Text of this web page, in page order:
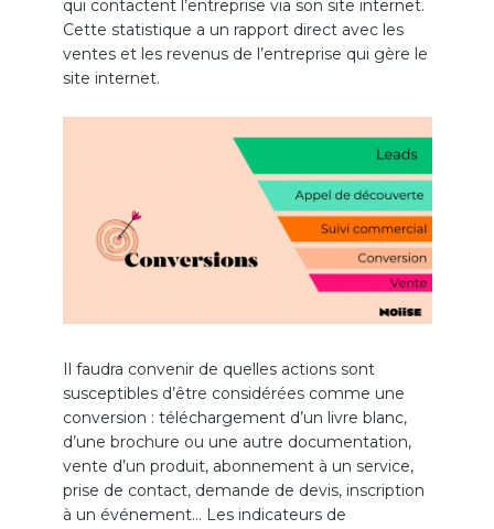
qui contactent l’entreprise via son site internet.
Cette statistique a un rapport direct avec les
ventes et les revenus de l’entreprise qui gère le
site internet.
Il faudra convenir de quelles actions sont
susceptibles d’être considérées comme une
conversion : téléchargement d’un livre blanc,
d’une brochure ou une autre documentation,
vente d’un produit, abonnement à un service,
prise de contact, demande de devis, inscription
à un événement… Les indicateurs de